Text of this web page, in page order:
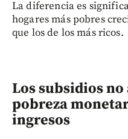
La diferencia es
hogares más pobres
que los de los más ricos.
Los subsidios
pobreza
ingresos